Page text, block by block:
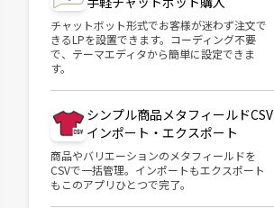
チャットボット形式でお客様が迷わず注文で
きるLPを設置できます。コーディング不要
で、テーマエディタから簡単に設定できま
す。
シンプル商品メタフィールドCSV
インポート・エクスポート
商品やバリエーションのメタフィールドを
CSVで一括管理。インポートもエクスポート
もこのアプリひとつで完了。